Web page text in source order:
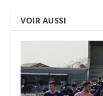
VOIR AUSSI